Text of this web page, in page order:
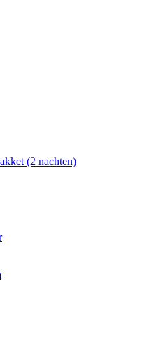
(2 nachten)